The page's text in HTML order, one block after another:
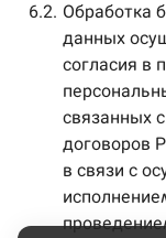
6.2. Обработка
данных
согласия в
связанных
договоров
в связи с